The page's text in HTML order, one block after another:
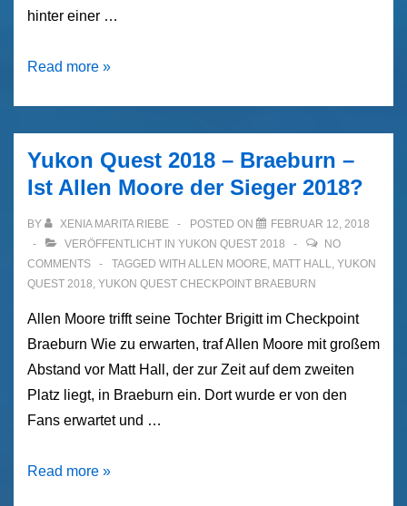
hinter einer …
Titelverteidiger
Zweiter
beim
Yukon
Quest
2018
Read more »
Yukon Quest 2018 – Braeburn –
Ist Allen Moore der Sieger 2018?
BY XENIA MARITA RIEBE POSTED ON
FEBRUAR 12, 2018
VERÖFFENTLICHT IN YUKON QUEST 2018
NO
COMMENTS
TAGGED WITH ALLEN MOORE, MATT HALL, YUKON
QUEST 2018, YUKON QUEST CHECKPOINT BRAEBURN
Allen Moore trifft seine Tochter Brigitt im Checkpoint
Braeburn Wie zu erwarten, traf Allen Moore mit großem
Abstand vor Matt Hall, der zur Zeit auf dem zweiten
Platz liegt, in Braeburn ein. Dort wurde er von den
Fans erwartet und …
Yukon
Read more »